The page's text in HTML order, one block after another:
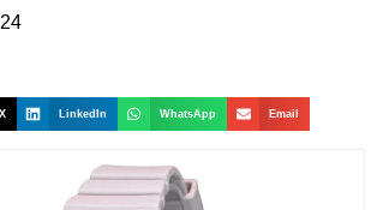
X LinkedIn WhatsApp Email